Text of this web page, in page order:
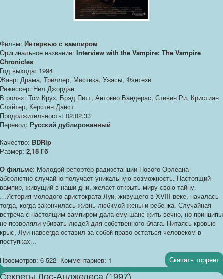
Фильм: Интервью с вампиром
Оригинальное название: Interview with the Vampire: The Vampire
Chronicles
Год выхода: 1994
Жанр: Драма, Триллер, Мистика, Ужасы, Фэнтези
Режиссер: Нил Джордан
В ролях: Том Круз, Брэд Питт, Антонио Бандерас, Стивен Ри, Кристиан
Слэйтер, Керстен Данст
Продолжительность: 02:02:33
Перевод: Русский дублированный
Качество: BDRip
Размер: 2,18 Гб
О фильме: Молодой репортер радиостанции Нового Орлеана
абсолютно случайно получает уникальную возможность. Настоящий
вампир, живущий в наши дни, желает открыть миру свою тайну.
…История молодого аристократа Луи, живущего в XVIII веке, началась
тогда, когда закончилась жизнь любимой жены и ребенка. Случайная
встреча с настоящим вампиром дала ему шанс жить вечно, но принципы
не позволяли убивать людей для собственного блага. Питаясь кровью
крыс, Луи навсегда оставил за собой право остаться человеком в
поступках...
Просмотров: 6 522 Комментариев: 1 Скачать торрент
Секреты Лос-Анджелеса (1997)